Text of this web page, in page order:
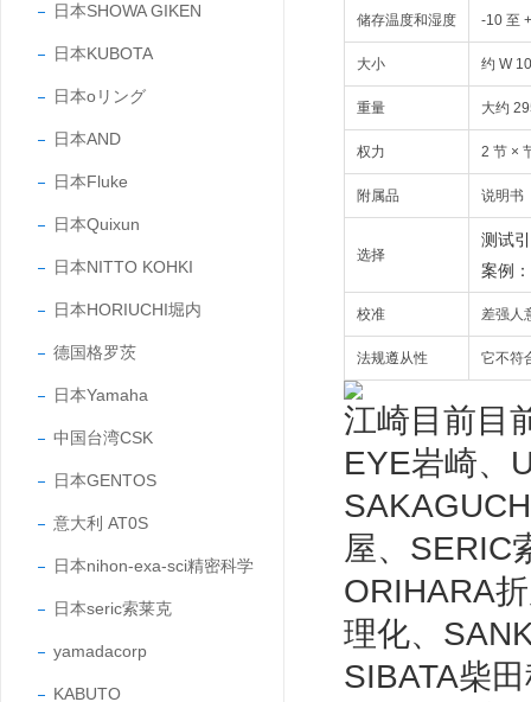
日本SHOWA GIKEN
日本KUBOTA
日本oリング
日本AND
日本Fluke
日本Quixun
日本NITTO KOHKI
日本HORIUCHI堀内
德国格罗茨
日本Yamaha
中国台湾CSK
日本GENTOS
意大利 AT0S
日本nihon-exa-sci精密科学
日本seric索莱克
yamadacorp
KABUTO
储存温度和湿度 -10 至
大小 约 W
重量 大约
权力 2 节 ×
附属品 说明书
选择
测试
案例
校准 差强人
法规遵从性 它不符
江崎目前目
EYE岩崎、
屋、SERIC
ORIHARA
理化、
SIBATA柴